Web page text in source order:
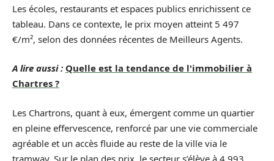
Les écoles, restaurants et espaces publics enrichissent ce
tableau. Dans ce contexte, le prix moyen atteint 5 497
€/m², selon des données récentes de Meilleurs Agents.
A lire aussi : Quelle est la tendance de l'immobilier à
Chartres ?
Les Chartrons, quant à eux, émergent comme un quartier
en pleine effervescence, renforcé par une vie commerciale
agréable et un accès fluide au reste de la ville via le
tramway. Sur le plan des prix, le secteur s’élève à 4 993